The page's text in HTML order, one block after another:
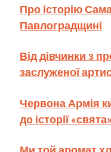
Про історію
Павлоградщині
Від дівчинки з
заслуженої
Червона Армія
до історії